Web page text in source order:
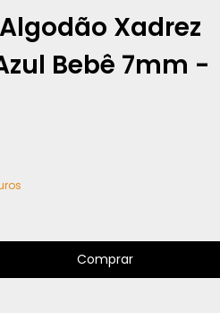
Xadrez
Bebê 7mm -